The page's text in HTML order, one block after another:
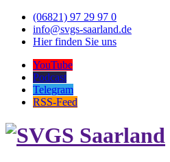
(06821) 97 29 97 0
info@svgs-saarland.de
Hier finden Sie uns
YouTube
Podcast
Telegram
RSS-Feed